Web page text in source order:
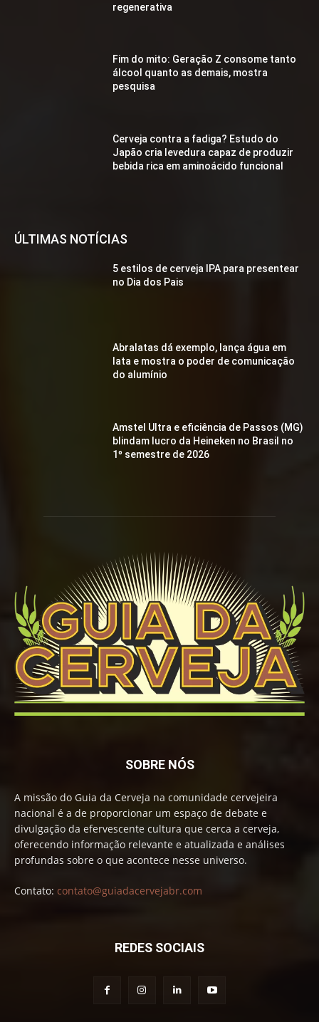
regenerativa
Fim do mito: Geração Z consome tanto
álcool quanto as demais, mostra
pesquisa
Cerveja contra a fadiga? Estudo do
Japão cria levedura capaz de produzir
bebida rica em aminoácido funcional
ÚLTIMAS NOTÍCIAS
5 estilos de cerveja IPA para presentear
no Dia dos Pais
Abralatas dá exemplo, lança água em
lata e mostra o poder de comunicação
do alumínio
Amstel Ultra e eficiência de Passos (MG)
blindam lucro da Heineken no Brasil no
1º semestre de 2026
SOBRE NÓS
A missão do Guia da Cerveja na comunidade cervejeira
nacional é a de proporcionar um espaço de debate e
divulgação da efervescente cultura que cerca a cerveja,
oferecendo informação relevante e atualizada e análises
profundas sobre o que acontece nesse universo.
Contato: contato@guiadacervejabr.com
REDES SOCIAIS